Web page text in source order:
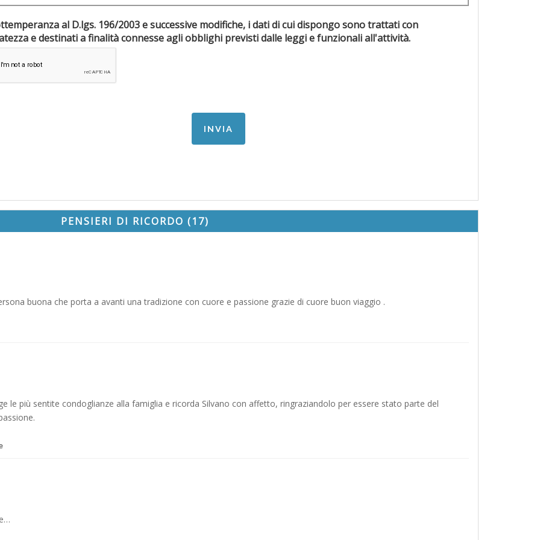
al D.lgs. 196/2003 e successive modifiche, i dati di cui dispongo sono trattati con
riservatezza e destinati a finalità connesse agli obblighi previsti dalle leggi e funzionali all'attività.
PENSIERI DI RICORDO (17)
buona che porta a avanti una tradizione con cuore e passione grazie di cuore buon viaggio .
le più sentite condoglianze alla famiglia e ricorda Silvano con affetto, ringraziandolo per essere stato parte del